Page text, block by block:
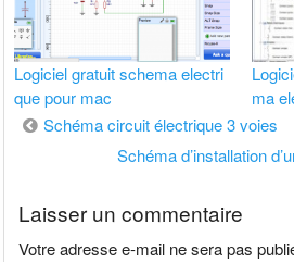
Logiciel gratuit schema electri
que pour mac
ma
Navigation
Schéma circuit électrique 3 voies
Schéma d’installation
Laisser un commentaire
Votre adresse e-mail ne sera pas